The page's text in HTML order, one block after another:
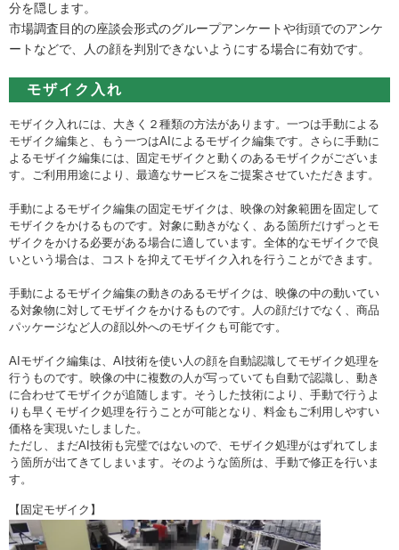
分を隠します。
市場調査目的の座談会形式のグループアンケートや街頭でのアンケ
ートなどで、人の顔を判別できないようにする場合に有効です。
モザイク入れ
モザイク入れには、大きく２種類の方法があります。一つは手動による
モザイク編集と、もう一つはAIによるモザイク編集です。さらに手動に
よるモザイク編集には、固定モザイクと動くのあるモザイクがございま
す。ご利用用途により、最適なサービスをご提案させていただきます。
手動によるモザイク編集の固定モザイクは、映像の対象範囲を固定して
モザイクをかけるものです。対象に動きがなく、ある箇所だけずっとモ
ザイクをかける必要がある場合に適しています。全体的なモザイクで良
いという場合は、コストを抑えてモザイク入れを行うことができます。
手動によるモザイク編集の動きのあるモザイクは、映像の中の動いてい
る対象物に対してモザイクをかけるものです。人の顔だけでなく、商品
パッケージなど人の顔以外へのモザイクも可能です。
AIモザイク編集は、AI技術を使い人の顔を自動認識してモザイク処理を
行うものです。映像の中に複数の人が写っていても自動で認識し、動き
に合わせてモザイクが追随します。そうした技術により、手動で行うよ
りも早くモザイク処理を行うことが可能となり、料金もご利用しやすい
価格を実現いたしました。
ただし、まだAI技術も完璧ではないので、モザイク処理がはずれてしま
う箇所が出てきてしまいます。そのような箇所は、手動で修正を行いま
す。
【固定モザイク】